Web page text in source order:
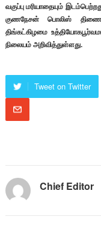
வகுப்பு மரியாதையும்
குணநேசன் பொலிஸ்
திங்கட்கிழமை
நிலையம் அறிவித்துள்ளது.
Tweet on Twitter
Chief Editor